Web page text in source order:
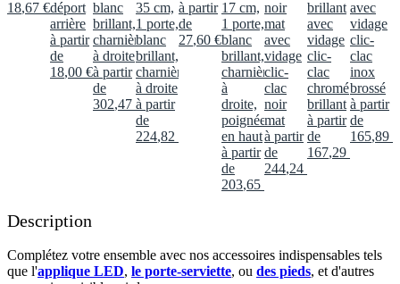
18,67 €déport
arrière
à partir
de
18,00 €
blanc
brillant,
charnières
à droite
à partir
de
302,47 €
35 cm,
1 porte,
blanc
brillant,
charnières
à droite
à partir
de
224,82
à partir
de
27,60 €
17 cm,
1 porte,
blanc
brillant,
charnières
à
droite,
poignée
en haut
à partir
de
203,65
noir
mat
avec
vidage
clic-
clac
noir
mat
à partir
de
244,24
brillant
avec
vidage
clic-
clac
chromé
brillant
à partir
de
167,29
avec
vidage
clic-
clac
inox
brossé
à partir
de
165,89
Description
Complétez votre ensemble avec nos accessoires indispensables tels
que l'applique LED, le porte-serviette, ou des pieds, et d'autres